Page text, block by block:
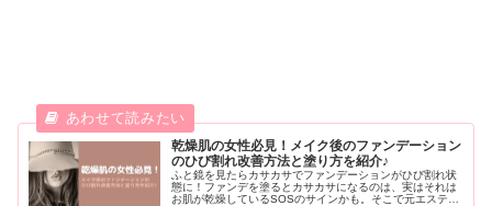
乾燥肌の女性必見！メイク後のファンデーション
のひび割れ改善方法と塗り方を紹介♪
ふと鏡を見たらカサカサでファンデーションがひび割れ状
態に！ファンデを塗るとカサカサになるのは、実はそれは
お肌が乾燥しているSOSのサインかも。そこで元エステテ